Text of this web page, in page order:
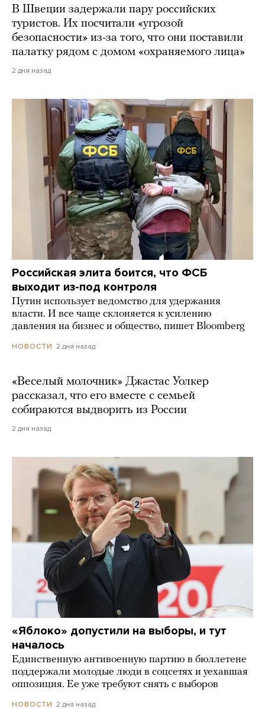
В Швеции задержали пару российских
туристов. Их посчитали «угрозой
безопасности» из-за того, что они поставили
палатку рядом с домом «охраняемого лица»
2 дня назад
Российская элита боится, что ФСБ
выходит из-под контроля
Путин использует ведомство для удержания
власти. И все чаще склоняется к усилению
давления на бизнес и общество, пишет Bloomberg
НОВОСТИ 2 дня назад
«Веселый молочник» Джастас Уолкер
рассказал, что его вместе с семьей
собираются выдворить из России
2 дня назад
«Яблоко» допустили на выборы, и тут
началось
Единственную антивоенную партию в бюллетене
поддержали молодые люди в соцсетях и уехавшая
оппозиция. Ее уже требуют снять с выборов
НОВОСТИ 2 дня назад